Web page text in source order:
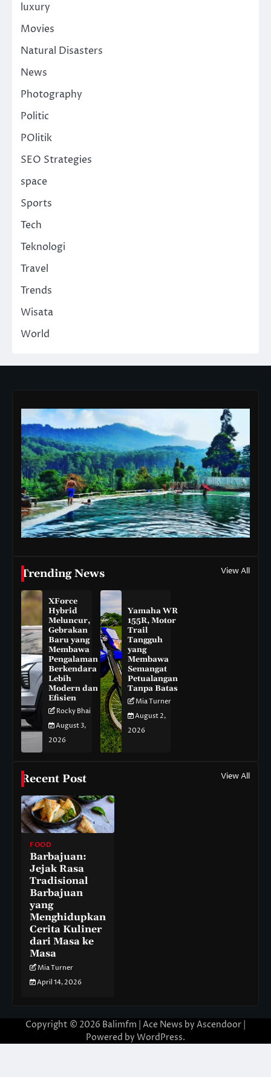
luxury
Movies
Natural Disasters
News
Photography
Politic
POlitik
SEO Strategies
space
Sports
Tech
Teknologi
Travel
Trends
Wisata
World
Trending News View All
XForce
Hybrid
Meluncur,
Gebrakan
Baru yang
Membawa
Pengalaman
Berkendara
Lebih
Modern dan
Efisien
Rocky Bhai
August 3,
2026
Yamaha WR
155R, Motor
Trail
Tangguh
yang
Membawa
Semangat
Petualangan
Tanpa Batas
Mia Turner
August 2,
2026
Recent Post View All
FOOD
Barbajuan:
Jejak Rasa
Tradisional
Barbajuan
yang
Menghidupkan
Cerita Kuliner
dari Masa ke
Masa
Mia Turner
April 14, 2026
Copyright © 2026 Balimfm | Ace News by Ascendoor
Powered by WordPress.